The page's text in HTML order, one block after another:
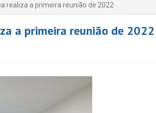
realiza a primeira reunião de 2022
a primeira reunião de 2022